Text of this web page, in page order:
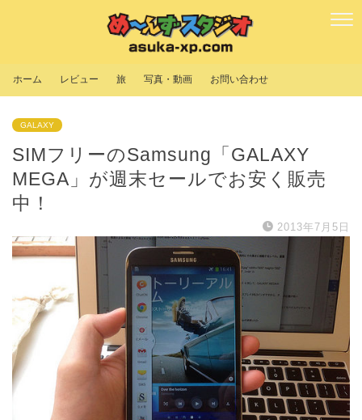
ホーム レビュー 旅 写真・動画 お問い合わせ
GALAXY
SIMフリーのSamsung「GALAXY
MEGA」が週末セールでお安く販売
中！
2013年7月5日